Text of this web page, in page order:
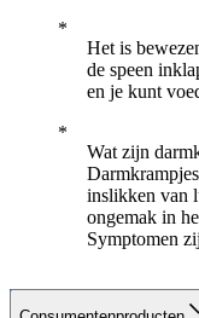
Het is
de speen
en je kunt
Wat zijn
inslikken van
ongemak in
Symptomen